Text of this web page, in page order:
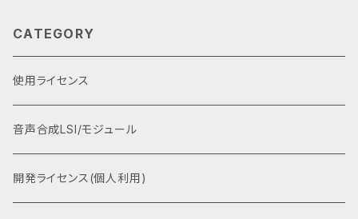
CATEGORY
使用ライセンス
音声合成LSI/モジュール
開発ライセンス(個人利用)